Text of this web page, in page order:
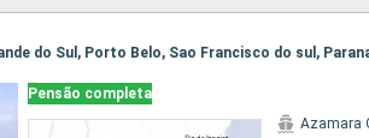
Pensão completa
Azamara